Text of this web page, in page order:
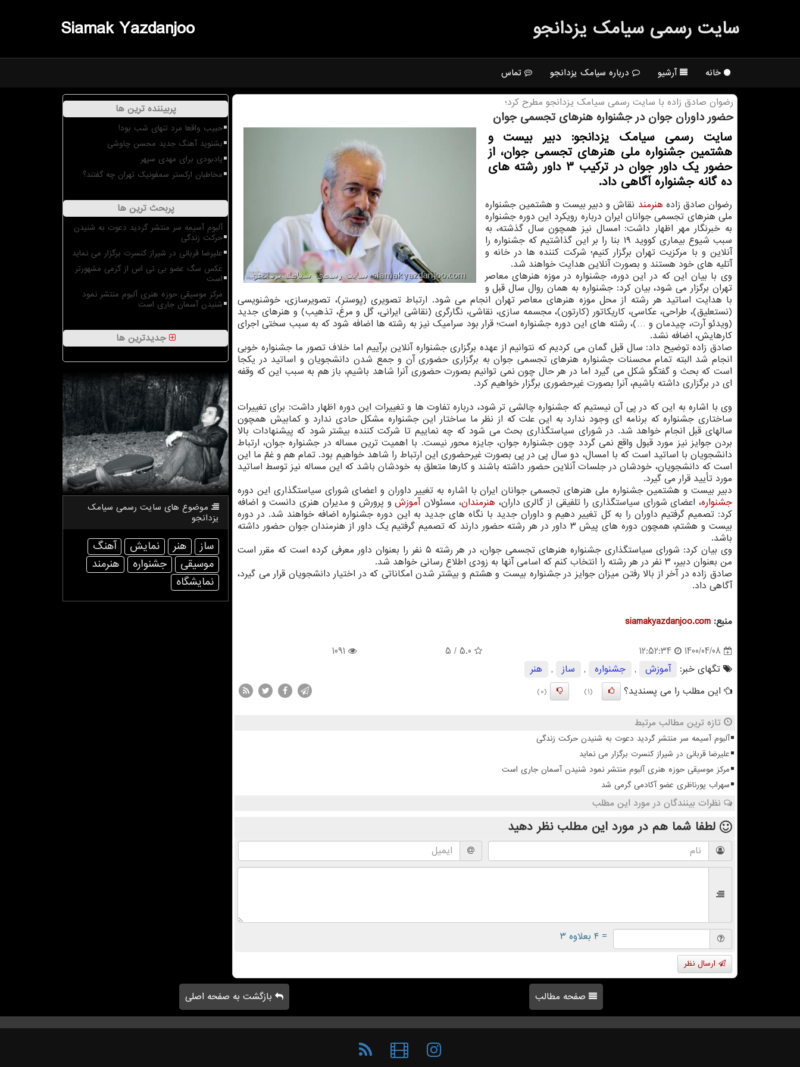
Siamak Yazdanjoo سایت رسمی سیامك یزدانجو
خانه آرشیو درباره سیامک یزدانجو تماس
رضوان صادق زاده با سایت رسمی سیامك یزدانجو مطرح كرد؛
حضور داوران جوان در جشنواره هنرهای تجسمی جوان
سایت رسمی سیامک یزدانجو: دبیر بیست و
هشتمین جشنواره ملی هنرهای تجسمی جوان، از
حضور یک داور جوان در ترکیب 3 داور رشته های
ده گانه جشنواره آگاهی داد.
رضوان صادق زاده هنرمند نقاش و دبیر بیست و هشتمین جشنواره
ملی هنرهای تجسمی جوانان ایران درباره رویکرد این دوره جشنواره
به خبرنگار مهر اظهار داشت: امسال نیز همچون سال گذشته، به
سبب شیوع بیماری کووید ۱۹ بنا را بر این گذاشتیم که جشنواره را
آنلاین و با مرکزیت تهران برگزار کنیم؛ شرکت کننده ها در خانه و
آتلیه های خود هستند و بصورت آنلاین هدایت خواهند شد.
وی با بیان این که در این دوره، جشنواره در موزه هنرهای معاصر
تهران برگزار می شود، بیان کرد: جشنواره به همان روال سال قبل و
با هدایت اساتید هر رشته از محل موزه هنرهای معاصر تهران انجام می شود. ارتباط تصویری (پوستر)، تصویرسازی، خوشنویسی
(نستعلیق)، طراحی، عکاسی، کاریکاتور (کارتون)، مجسمه سازی، نقاشی، نگارگری (نقاشی ایرانی، گل و مرغ، تذهیب) و هنرهای جدید
(ویدئو آرت، چیدمان و …)، رشته های این دوره جشنواره است؛ قرار بود سرامیک نیز به رشته ها اضافه شود که به سبب سختی اجرای
کارهایش، اضافه نشد.
صادق زاده توضیح داد: سال قبل گمان می کردیم که نتوانیم از عهده برگزاری جشنواره آنلاین برآییم اما خلاف تصور ما جشنواره خوبی
انجام شد البته تمام محسنات جشنواره هنرهای تجسمی جوان به برگزاری حضوری آن و جمع شدن دانشجویان و اساتید در یکجا
است که بحث و گفتگو شکل می گیرد اما در هر حال چون نمی توانیم بصورت حضوری آنرا شاهد باشیم، باز هم به سبب این که وقفه
ای در برگزاری داشته باشیم، آنرا بصورت غیرحضوری برگزار خواهیم کرد.
وی با اشاره به این که در پی آن نیستیم که جشنواره چالشی تر شود، درباره تفاوت ها و تغییرات این دوره اظهار داشت: برای تغییرات
ساختاری جشنواره که برنامه ای وجود ندارد به این علت که از نظر ما ساختار این جشنواره مشکل حادی ندارد و کمابیش همچون
سالهای قبل انجام خواهد شد. در شورای سیاستگذاری بحث می شود که چه نماییم تا شرکت کننده بیشتر شود که پیشنهادات بالا
بردن جوایز نیز مورد قبول واقع نمی گردد چون جشنواره جوان، جایزه محور نیست. با اهمیت ترین مساله در جشنواره جوان، ارتباط
دانشجویان با اساتید است که با امسال، دو سال پی در پی بصورت غیرحضوری این ارتباط را شاهد خواهیم بود. تمام هم و غمّ ما این
است که دانشجویان، خودشان در جلسات آنلاین حضور داشته باشند و کارها متعلق به خودشان باشد که این مساله نیز توسط اساتید
مورد تأیید قرار می گیرد.
دبیر بیست و هشتمین جشنواره ملی هنرهای تجسمی جوانان ایران با اشاره به تغییر داوران و اعضای شورای سیاستگذاری این دوره
جشنواره، اعضای شورای سیاستگذاری را تلفیقی از گالری داران، هنرمندان، مسئولانآموزشو پرورش و مدیران هنری دانست و اضافه
کرد: تصمیم گرفتیم داوران را به کل تغییر دهیم و داوران جدید با نگاه های جدید به این دوره جشنواره اضافه خواهند شد. در دوره
بیست و هشتم، همچون دوره های پیش ۳ داور در هر رشته حضور دارند که تصمیم گرفتیم یک داور از هنرمندان جوان حضور داشته
باشد.
وی بیان کرد: شورای سیاستگذاری جشنواره هنرهای تجسمی جوان، در هر رشته ۵ نفر را بعنوان داور معرفی کرده است که مقرر است
من بعنوان دبیر، ۳ نفر در هر رشته را انتخاب کنم که اسامی آنها به زودی اطلاع رسانی خواهد شد.
صادق زاده در آخر از بالا رفتن میزان جوایز در جشنواره بیست و هشتم و بیشتر شدن امکاناتی که در اختیار دانشجویان قرار می گیرد،
آگاهی داد.
منبع: siamakyazdanjoo.com
1400/04/08
12:52:34
5.0
/ 5
1091
تگهای خبر:
آموزش , جشنواره , ساز ,
هنر
این مطلب را می پسندید؟
(1)
(0)
تازه ترین مطالب مرتبط
آلبوم آسیمه سر منتشر گردید دعوت به شنیدن حرکت زندگی
علیرضا قربانی در شیراز کنسرت برگزار می نماید
مرکز موسیقی حوزه هنری آلبوم منتشر نمود شنیدن آسمان جاری است
سهراب پورناظری عضو آکادمی گرمی شد
نظرات بینندگان در مورد این مطلب
لطفا شما هم در مورد این مطلب نظر دهید
= ۴ بعلاوه ۳
ارسال نظر
پربیننده ترین ها
حبیب واقعا مرد تنهای شب بود!
بشنوید آهنگ جدید محسن چاوشی
یادبودی برای مهدی سپهر
مخاطبان ارکستر سمفونیک تهران چه گفتند؟
پربحث ترین ها
آلبوم آسیمه سر منتشر گردید دعوت به شنیدن
حرکت زندگی
علیرضا قربانی در شیراز کنسرت برگزار می نماید
عکس سگ عضو بی تی اس از گرمی مشهورتر
است
مرکز موسیقی حوزه هنری آلبوم منتشر نمود
شنیدن آسمان جاری است
جدیدترین ها
موضوع های سایت رسمی سیامك
یزدانجو
ساز هنر نمایش
آهنگ
موسیقی
جشنواره
هنرمند
نمایشگاه
صفحه مطالب بازگشت به صفحه اصلی